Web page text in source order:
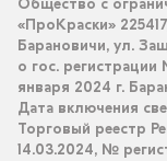
Общество с
«ПроКраски»
Барановичи, ул.
о гос.
января 2024 г.
Дата включения
Торговый реестр
14.03.2024, №